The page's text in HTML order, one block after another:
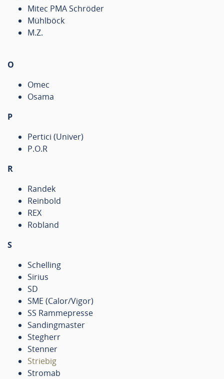
Mitec PMA Schröder
Mühlböck
M.Z.
O
Omec
Osama
P
Pertici (Univer)
P.O.R
R
Randek
Reinbold
REX
Robland
S
Schelling
Sirius
SD
SME (Calor/Vigor)
SS Rammepresse
Sandingmaster
Stegherr
Stenner
Striebig
Stromab